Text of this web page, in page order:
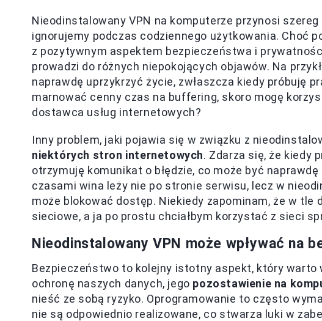
Nieodinstalowany VPN na komputerze przynosi szereg
ignorujemy podczas codziennego użytkowania. Choć
z pozytywnym aspektem bezpieczeństwa i
prowadzi do różnych niepokojących objawów. Na
naprawdę uprzykrzyć życie, zwłaszcza kiedy próbuję
marnować cenny czas na buffering, skoro mogę
dostawca usług internetowych?
Inny problem, jaki pojawia się w związku z
niektórych stron internetowych. Zdarza się, że kiedy
otrzymuję komunikat o błędzie, co może być
czasami wina leży nie po stronie serwisu, lecz w
może blokować dostęp. Niekiedy zapominam, że w tle
sieciowe, a ja po prostu chciałbym korzystać z sieci
Nieodinstalowany VPN może wpływać na
Bezpieczeństwo to kolejny istotny aspekt, który warto
ochronę naszych danych, jego pozostawienie na
nieść ze sobą ryzyko. Oprogramowanie to często
nie są odpowiednio realizowane, co stwarza luki w